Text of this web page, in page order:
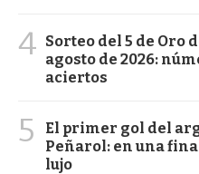
4 Sorteo del 5 de Oro
agosto de 2026:
aciertos
5
El primer gol del
Peñarol: en una
lujo